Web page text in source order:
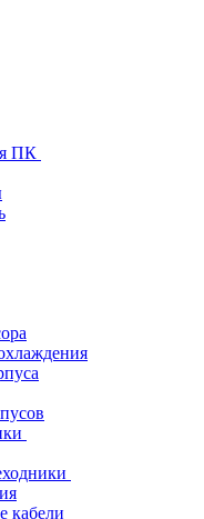
ПК
кабели